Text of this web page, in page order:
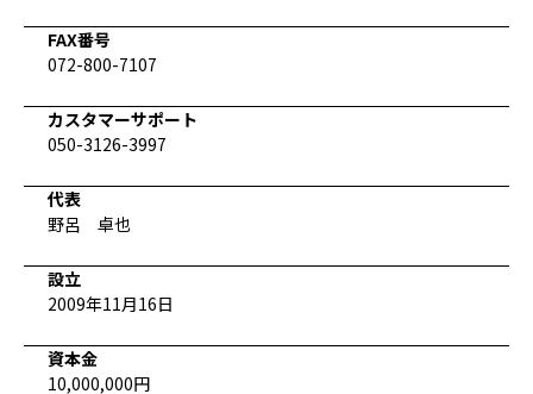
FAX番号
072-800-7107
カスタマーサポート
050-3126-3997
代表
野呂 卓也
設立
2009年11月16日
資本金
10,000,000円